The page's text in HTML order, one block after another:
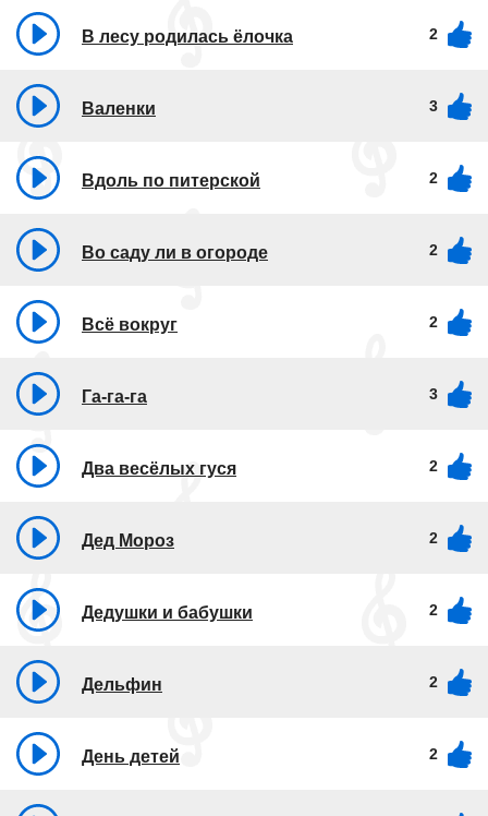
В лесу родилась ёлочка 2
Валенки 3
Вдоль по питерской 2
Во саду ли в огороде 2
Всё вокруг 2
Га-га-га 3
Два весёлых гуся 2
Дед Мороз 2
Дедушки и бабушки 2
Дельфин 2
День детей 2